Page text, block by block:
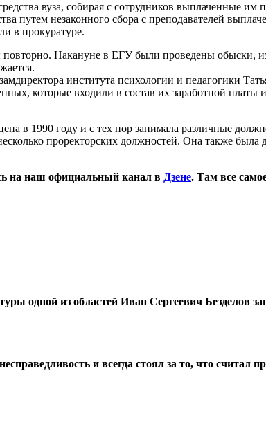
вуза, собирая с сотрудников выплаченные им
путем незаконного сбора с преподавателей
в прокуратуре.
Накануне в ЕГУ были проведены обыски,
института психологии и педагогики
которые входили в состав их заработной платы
в 1990 году и с тех пор занимала различные
проректорских должностей. Она также была
на наш официальный канал в Дзене. Там все
одной из областей Иван Сергеевич Безделов
и всегда стоял за то, что считал